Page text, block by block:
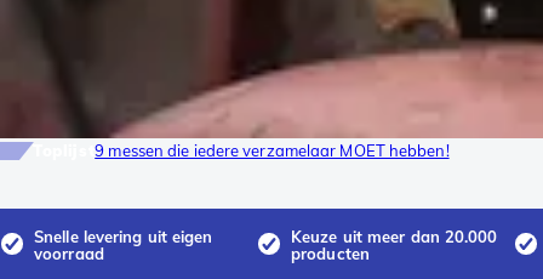
Toplijst9 messen die iedere verzamelaar MOET hebben!
Snelle levering uit eigen
voorraad
Keuze uit meer dan 20.000
producten